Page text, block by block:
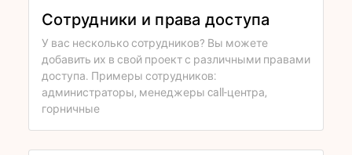
Сотрудники и права доступа
У вас несколько сотрудников? Вы можете
добавить их в свой проект с различными правами
доступа. Примеры сотрудников:
администраторы, менеджеры call-центра,
горничные